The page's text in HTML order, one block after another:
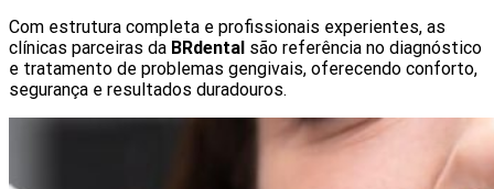
Com estrutura completa e profissionais experientes, as
clínicas parceiras da BRdental são referência no diagnóstico
e tratamento de problemas gengivais, oferecendo conforto,
segurança e resultados duradouros.